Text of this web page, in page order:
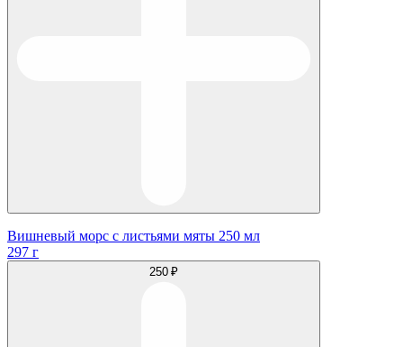
Вишневый морс с листьями мяты 250 мл
297 г
250 ₽